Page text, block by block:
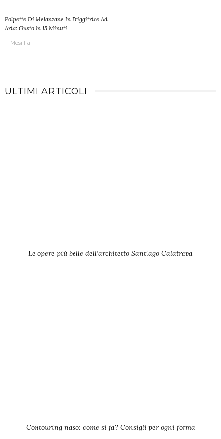
Polpette Di Melanzane In Friggitrice Ad
Aria: Gusto In 15 Minuti
11 Mesi Fa
ULTIMI ARTICOLI
Le opere più belle dell’architetto Santiago Calatrava
Contouring naso: come si fa? Consigli per ogni forma